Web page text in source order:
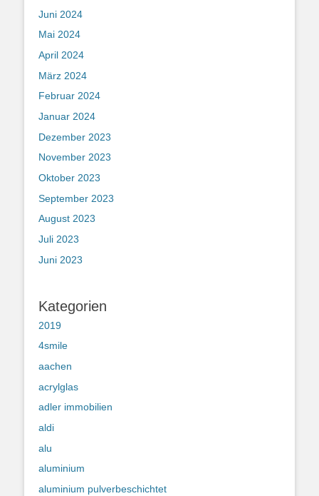
Juni 2024
Mai 2024
April 2024
März 2024
Februar 2024
Januar 2024
Dezember 2023
November 2023
Oktober 2023
September 2023
August 2023
Juli 2023
Juni 2023
Kategorien
2019
4smile
aachen
acrylglas
adler immobilien
aldi
alu
aluminium
aluminium pulverbeschichtet